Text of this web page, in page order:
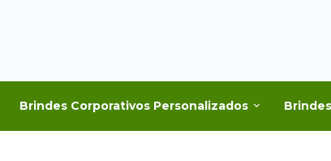
Brindes Corporativos Personalizados